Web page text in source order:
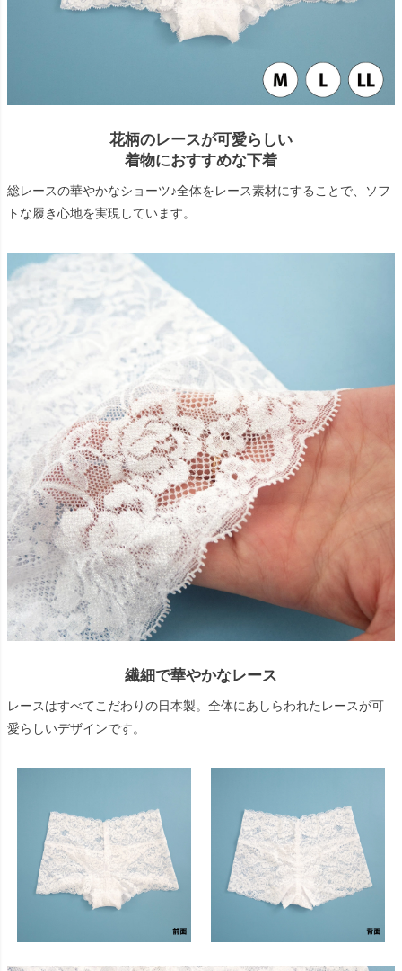
花柄のレースが可愛らしい
着物におすすめな下着
総レースの華やかなショーツ♪全体をレース素材にすることで、ソフ
トな履き心地を実現しています。
繊細で華やかなレース
レースはすべてこだわりの日本製。全体にあしらわれたレースが可
愛らしいデザインです。